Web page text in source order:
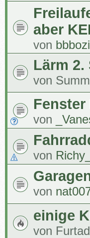
aber
von
Lärm 2.
von
Fenster
von
von
von
einige
von